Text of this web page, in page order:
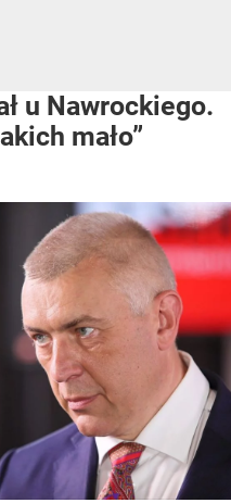
u Nawrockiego.
mało”